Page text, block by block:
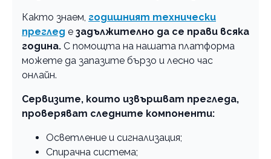
Както знаем, годишният технически
преглед е задължително да се прави всяка
година. С помощта на нашата платформа
можете да запазите бързо и лесно час
онлайн.
Сервизите, които извършват прегледа,
проверяват следните компоненти:
Осветление и сигнализация;
Спирачна система;